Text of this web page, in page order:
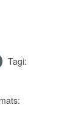
Tagi: